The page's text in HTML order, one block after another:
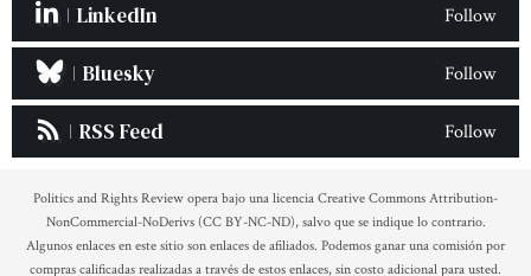
LinkedIn Follow
Bluesky Follow
RSS Feed Follow
Politics and Rights Review opera bajo una licencia Creative Commons Attribution-
NonCommercial-NoDerivs (CC BY-NC-ND), salvo que se indique lo contrario.
Algunos enlaces en este sitio son enlaces de afiliados. Podemos ganar una comisión por
compras calificadas realizadas a través de estos enlaces, sin costo adicional para usted.